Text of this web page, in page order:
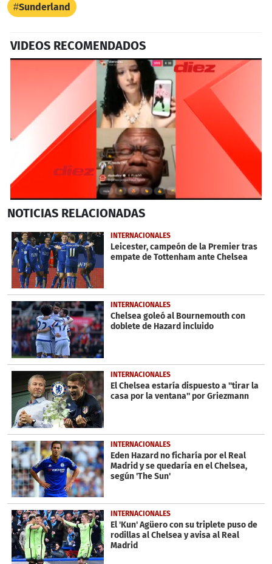
Sunderland
VIDEOS RECOMENDADOS
seconds
4
minutes,
16
seconds
NOTICIAS RELACIONADAS
INTERNACIONALES
Leicester, campeón de la Premier tras
empate de Tottenham ante Chelsea
INTERNACIONALES
Chelsea goleó al Bournemouth con
doblete de Hazard incluido
INTERNACIONALES
El Chelsea estaría dispuesto a ''tirar la
casa por la ventana'' por Griezmann
INTERNACIONALES
Eden Hazard no ficharía por el Real
Madrid y se quedaría en el Chelsea,
según 'The Sun'
INTERNACIONALES
El 'Kun' Agüero con su triplete puso de
rodillas al Chelsea y avisa al Real
Madrid